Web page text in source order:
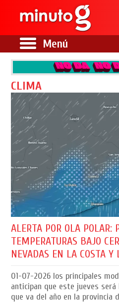
Menú
CLIMA
ALERTA POR OLA POLAR:
TEMPERATURAS BAJO
NEVADAS EN LA COSTA Y
01-07-2026 los principales
anticipan que este jueves
que va del año en la provincia